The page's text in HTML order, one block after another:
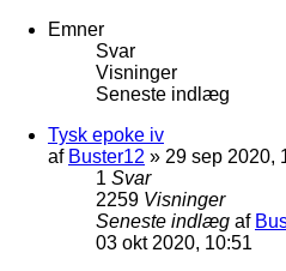
Emner
Svar
Visninger
Seneste indlæg
Tysk epoke iv
af Buster12 » 29 sep 2020,
1 Svar
2259 Visninger
Seneste indlæg af
03 okt 2020, 10:51